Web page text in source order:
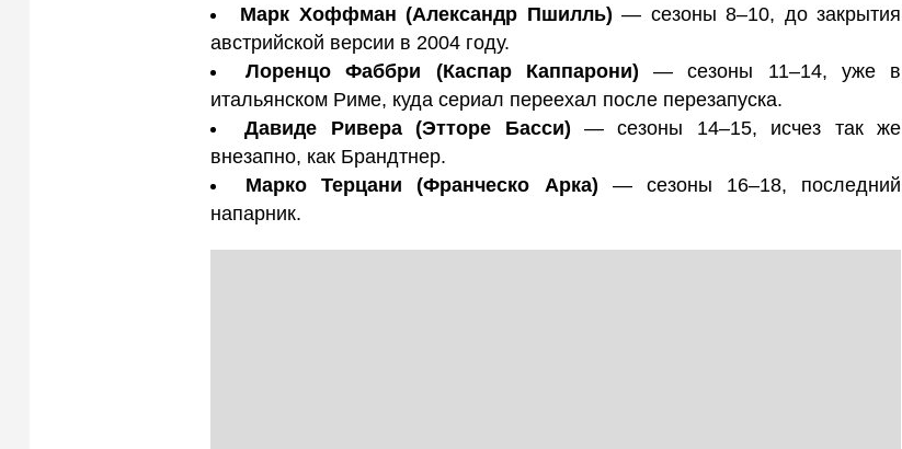
Марк Хоффман (Александр Пшилль) — сезоны 8–10, до закрытия
австрийской версии в 2004 году.
Лоренцо Фаббри (Каспар Каппарони) — сезоны 11–14, уже в
итальянском Риме, куда сериал переехал после перезапуска.
Давиде Ривера (Этторе Басси) — сезоны 14–15, исчез так же
внезапно, как Брандтнер.
Марко Терцани (Франческо Арка) — сезоны 16–18, последний
напарник.